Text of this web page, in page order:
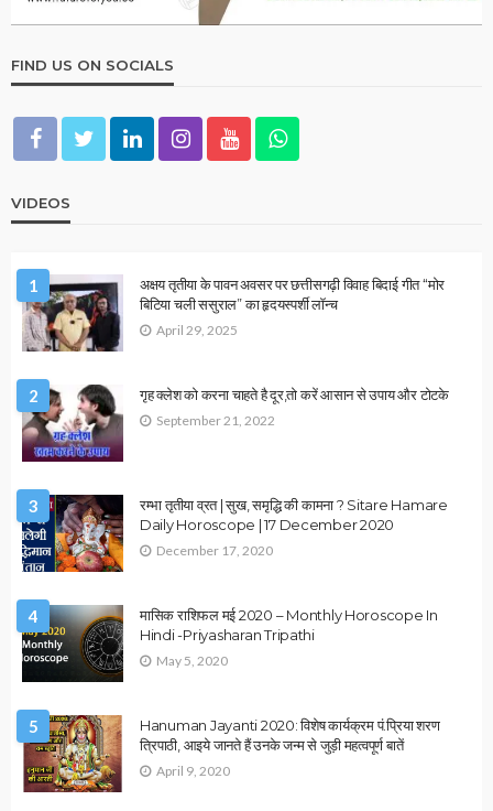
FIND US ON SOCIALS
VIDEOS
1
अक्षय तृतीया के पावन अवसर पर छत्तीसगढ़ी विवाह बिदाई गीत “मोर
बिटिया चली ससुराल” का हृदयस्पर्शी लॉन्च
April 29, 2025
2 गृह क्लेश को करना चाहते है दूर,तो करें आसान से उपाय और टोटके
September 21, 2022
3
रम्भा तृतीया व्रत | सुख, समृद्धि की कामना ? Sitare Hamare
Daily Horoscope | 17 December 2020
December 17, 2020
4
मासिक राशिफल मई 2020 – Monthly Horoscope In
Hindi -Priyasharan Tripathi
May 5, 2020
5
Hanuman Jayanti 2020: विशेष कार्यक्रम पं.प्रिया शरण
त्रिपाठी, आइये जानते हैं उनके जन्म से जुड़ी महत्वपूर्ण बातें
April 9, 2020